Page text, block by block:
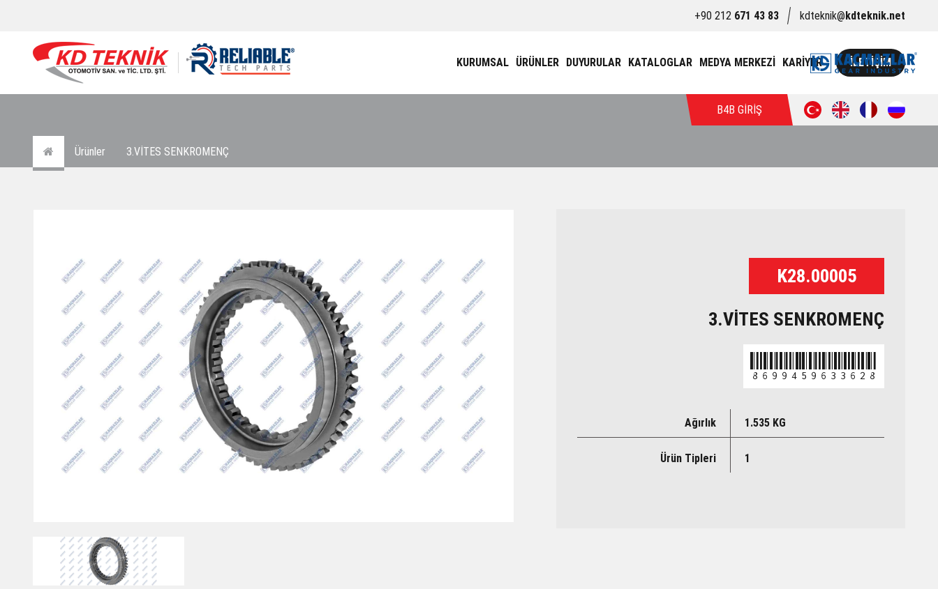
+90 212 671 43 83 kdteknik@kdteknik.net
KURUMSAL ÜRÜNLER DUYURULAR KATALOGLAR MEDYA MERKEZİ KARİYER İLETİŞİM
B4B GİRİŞ
Ürünler 3.VİTES SENKROMENÇ
K28.00005
3.VİTES SENKROMENÇ
8699459633628
Ağırlık 1.535 KG
Ürün Tipleri 1